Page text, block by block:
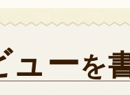
2019年11
ューを